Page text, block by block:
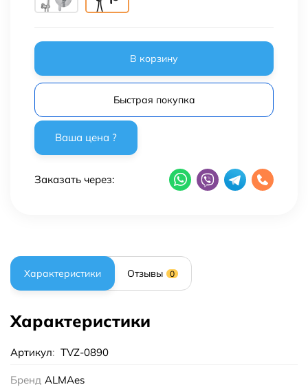
В корзину
Быстрая покупка
Заказать через:
Характеристики Отзывы 0
Характеристики
Артикул: TVZ-0890
Бренд ALMAes